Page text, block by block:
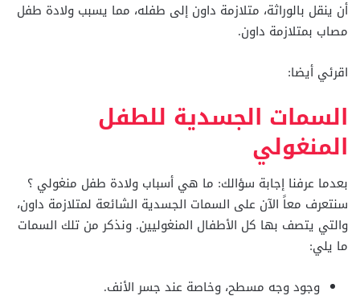
أن ينقل بالوراثة، متلازمة داون إلى طفله، مما يسبب ولادة طفل
مصاب بمتلازمة داون.
اقرئي أيضا:
السمات الجسدية للطفل
المنغولي
بعدما عرفنا إجابة سؤالك: ما هي أسباب ولادة طفل منغولي ؟
سنتعرف معاً الآن على السمات الجسدية الشائعة لمتلازمة داون،
والتي يتصف بها كل الأطفال المنغوليين. ونذكر من تلك السمات
ما يلي:
وجود وجه مسطح، وخاصة عند جسر الأنف.